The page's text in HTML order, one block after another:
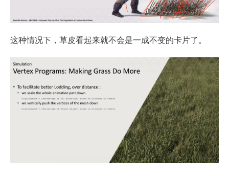
这种情况下，草皮看起来就不会是一成不变的卡片了。